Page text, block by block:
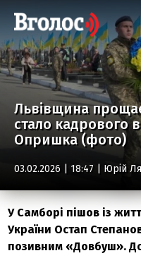
Львівщина
стало кадрового
Опришка (фото)
03.02.2026 | 18:47 | Юрій
У Самборі пішов із
України Остап
позивним «Довбуш».